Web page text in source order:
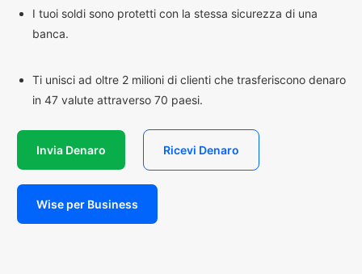
I tuoi soldi sono protetti con la stessa sicurezza di una
banca.
Ti unisci ad oltre 2 milioni di clienti che trasferiscono denaro
in 47 valute attraverso 70 paesi.
Invia Denaro Ricevi Denaro
Wise per Business